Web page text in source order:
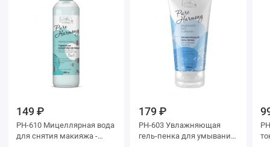
149 ₽
PH-610 Мицеллярная вода
для снятия макияжа -
179 ₽
PH-603 Увлажняющая
гель-пенка для умывания